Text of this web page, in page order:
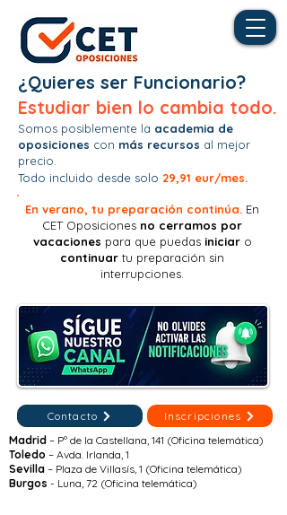
¿Quieres ser Funcionario?
Estudiar bien lo cambia todo.
Somos posiblemente la academia de
oposiciones con más recursos al mejor
precio.
Todo incluido desde solo 29,91 eur/mes.
En verano, tu preparación continúa. En
CET Oposiciones no cerramos por
vacaciones para que puedas iniciar o
continuar tu preparación sin
interrupciones.
Contacto
Inscripciones
Madrid – Pº de la Castellana, 141 (Oficina telemática)
Toledo – Avda. Irlanda, 1
Sevilla – Plaza de Villasís, 1 (Oficina telemática)
Burgos - Luna, 72 (Oficina telemática)